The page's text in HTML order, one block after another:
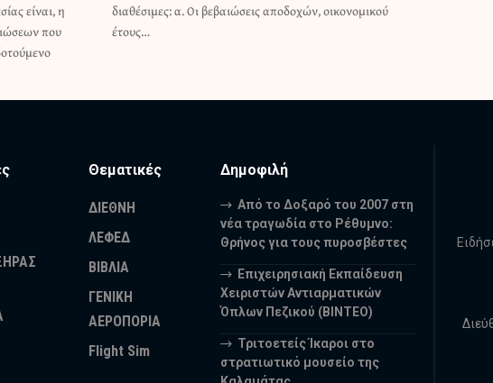
είναι, η
που
έτους…
Θεματικές
ΔΙΕΘΝΗ
ΛΕΦΕΔ
ΒΙΒΛΙΑ
ΓΕΝΙΚΗ
ΑΕΡΟΠΟΡΙΑ
Flight Sim
Δημοφιλή
Από το Δοξαρό του 2007 στη
νέα τραγωδία στο Ρέθυμνο:
Θρήνος για τους πυροσβέστες
Επιχειρησιακή Εκπαίδευση
Χειριστών Αντιαρματικών
Όπλων Πεζικού (ΒΙΝΤΕΟ)
Τριτοετείς Ίκαροι στο
στρατιωτικό μουσείο της